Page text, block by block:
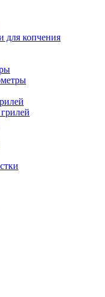
для копчения